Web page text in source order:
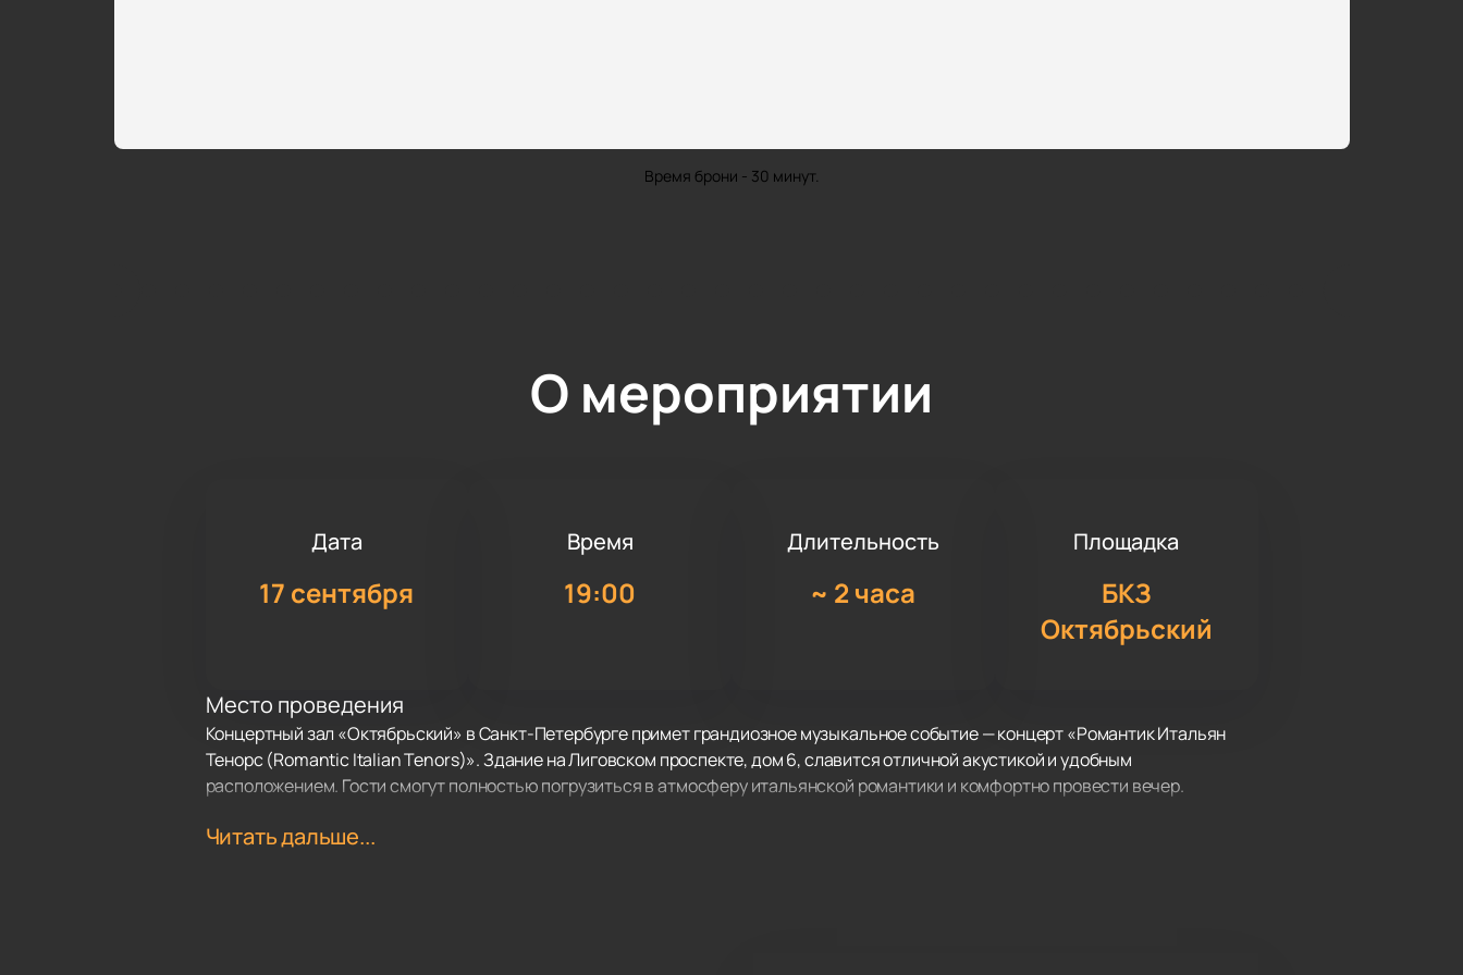
Время брони - 30 минут.
О мероприятии
Дата
17 сентября
Время
19:00
Длительность
~ 2 часа
Площадка
БКЗ
Октябрьский
Место проведения
Концертный зал «Октябрьский» в Санкт-Петербурге примет грандиозное музыкальное событие — концерт «Романтик Итальян
Тенорс (Romantic Italian Tenors)». Здание на Лиговском проспекте, дом 6, славится отличной акустикой и удобным
расположением. Гости смогут полностью погрузиться в атмосферу итальянской романтики и комфортно провести вечер.
О концерте
Читать дальше...